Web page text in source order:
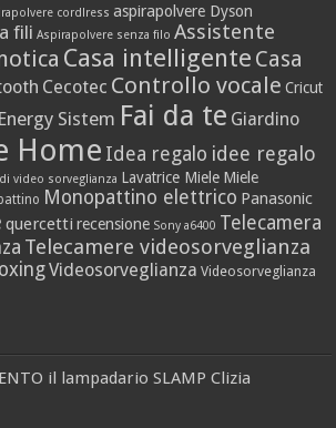
cordlress aspirapolvere Dyson
fili Aspirapolvere senza filo Assistente
Casa intelligente Casa
Cecotec Controllo vocale Cricut
Energy Sistem Fai da te Giardino
Home Idea regalo idee regalo
video sorveglianza Lavatrice Miele Miele
Monopattino elettrico Panasonic
quercetti recensione Sony a6400 Telecamera
Telecamere videosorveglianza
Videosorveglianza Videosorveglianza
il lampadario SLAMP Clizia